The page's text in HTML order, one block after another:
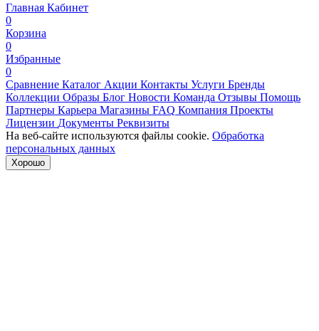
Главная Кабинет
0
Корзина
0
Избранные
0
Сравнение Каталог Акции Контакты Услуги Бренды
Коллекции Образы Блог Новости Команда Отзывы Помощь
Партнеры Карьера Магазины FAQ Компания Проекты
Лицензии Документы Реквизиты
На веб-сайте используются файлы cookie. Обработка
персональных данных
Хорошо